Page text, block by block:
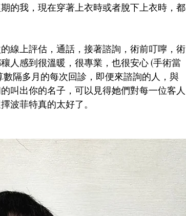
的我，現在穿著上衣時或者脫下上衣時，都
線上評估，通話，接著諮詢，術前叮嚀，術
人感到很溫暖，很專業，也很安心 (手術當
隔多月的每次回診，即便來諮詢的人，與
叫出你的名子，可以見得她們對每一位客人
波菲特真的太好了。